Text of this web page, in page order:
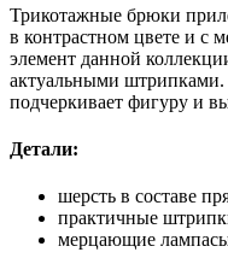
Трикотажные брюки
в контрастном цвете и с
элемент данной
актуальными штрипками.
подчеркивает фигуру и
Детали:
шерсть в составе
практичные
мерцающие